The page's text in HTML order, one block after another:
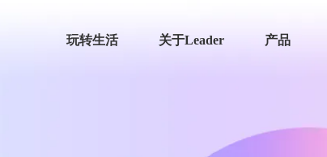
玩转生活 关于Leader 产品